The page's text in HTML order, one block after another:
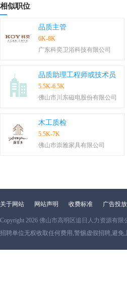
相似职位
品质主管
6K-8K
广东科奕卫浴科技有限公司
品质助理工程师或技术员
5.5K-6.5K
佛山市川东磁电股份有限公司
木工质检
5.5K-7K
佛山市崇雅家具有限公司
关于网站 网站声明 收费标准 广告投放
Copyright 2026 佛山市高明区追日人力资源有限
招聘单位无权收取任何费用,警惕虚假招聘,避免